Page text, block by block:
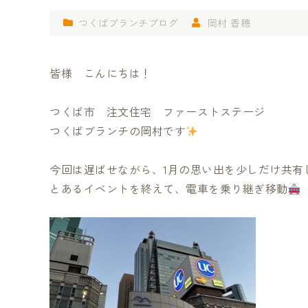
つくばブランチブログ 岡村 香穂
皆様 こんにちは！
つくば市 注文住宅 ファーストステージ
つくばブランチの岡村です
今回は遅ばせながら、1月の思い出を少しだけ共有
とあるイベントを終えて、電車を乗り継ぎ移動